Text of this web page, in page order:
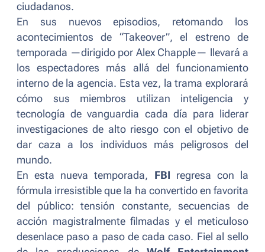
ciudadanos.
En sus nuevos episodios, retomando los
acontecimientos de “Takeover”, el estreno de
temporada —dirigido por Alex Chapple— llevará a
los espectadores más allá del funcionamiento
interno de la agencia. Esta vez, la trama explorará
cómo sus miembros utilizan inteligencia y
tecnología de vanguardia cada día para liderar
investigaciones de alto riesgo con el objetivo de
dar caza a los individuos más peligrosos del
mundo.
En esta nueva temporada, FBI regresa con la
fórmula irresistible que la ha convertido en favorita
del público: tensión constante, secuencias de
acción magistralmente filmadas y el meticuloso
desenlace paso a paso de cada caso. Fiel al sello